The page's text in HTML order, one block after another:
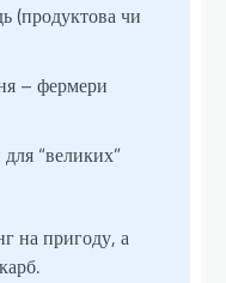
(продуктова чи
– фермери
“великих”
на пригоду, а